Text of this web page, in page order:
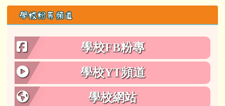
學校粉專頻道
學校FB粉專
學校YT頻道
學校網站